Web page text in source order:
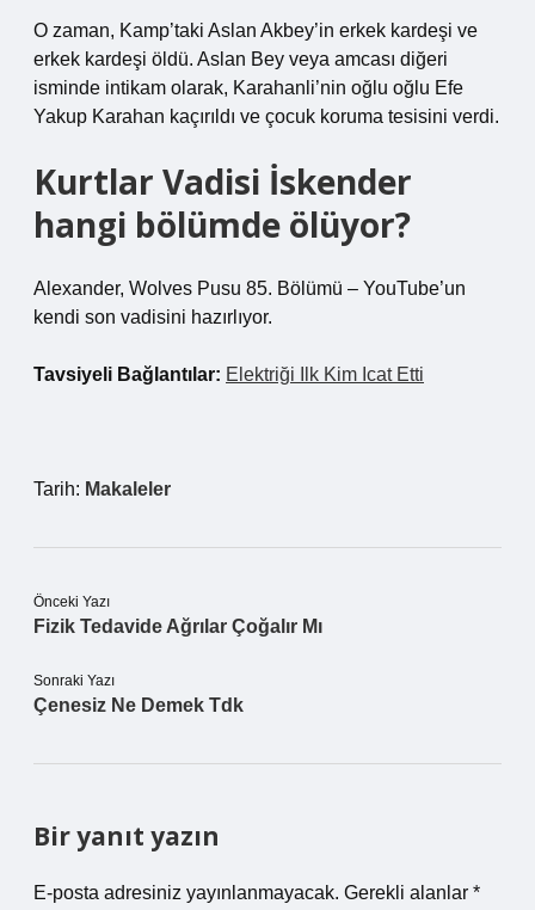
O zaman, Kamp’taki Aslan Akbey’in erkek kardeşi ve
erkek kardeşi öldü. Aslan Bey veya amcası diğeri
isminde intikam olarak, Karahanli’nin oğlu oğlu Efe
Yakup Karahan kaçırıldı ve çocuk koruma tesisini verdi.
Kurtlar Vadisi İskender
hangi bölümde ölüyor?
Alexander, Wolves Pusu 85. Bölümü – YouTube’un
kendi son vadisini hazırlıyor.
Tavsiyeli Bağlantılar: Elektriği Ilk Kim Icat Etti
Tarih: Makaleler
Önceki Yazı
Fizik Tedavide Ağrılar Çoğalır Mı
Sonraki Yazı
Çenesiz Ne Demek Tdk
Bir yanıt yazın
E-posta adresiniz yayınlanmayacak. Gerekli alanlar *